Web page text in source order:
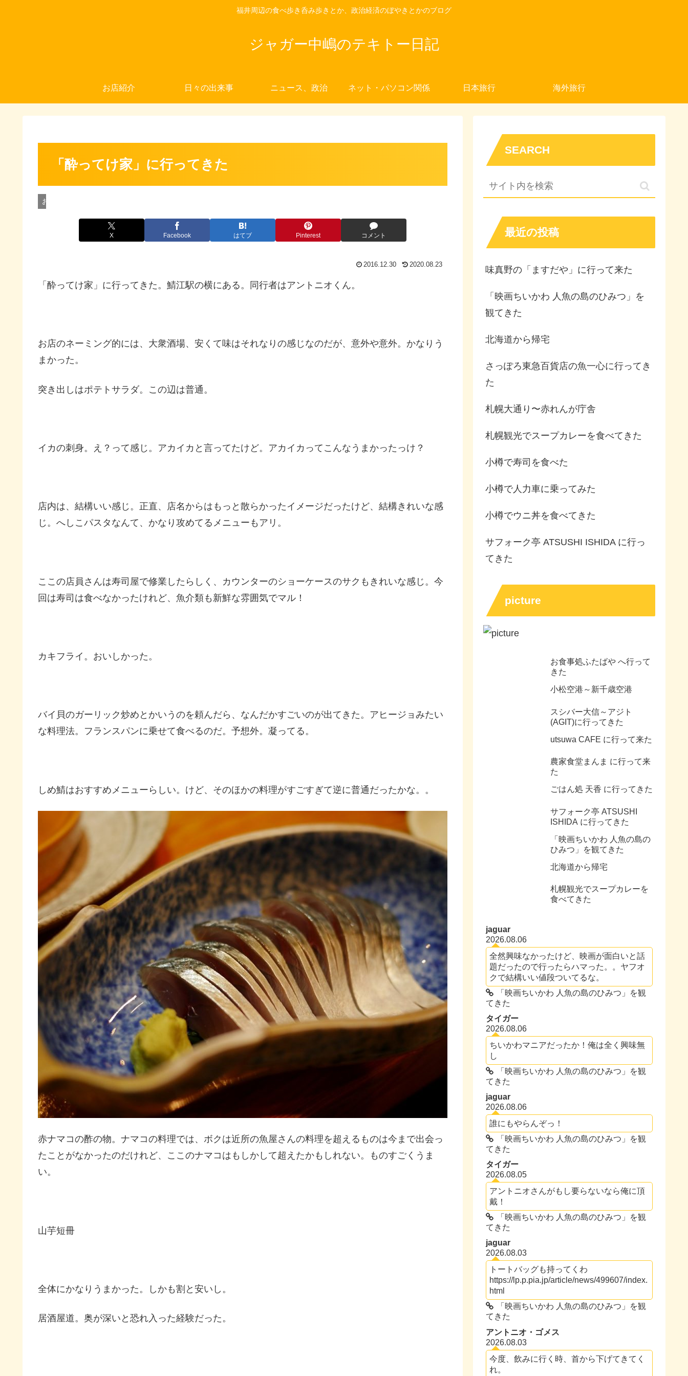
福井周辺の食べ歩き呑み歩きとか、政治経済のぼやきとかのブログ
ジャガー中嶋のテキトー日記
お店紹介 日々の出来事 ニュース、政治 ネット・パソコン関係 日本旅行 海外旅行
「酔ってけ家」に行ってきた
お店紹介
X Facebook はてブ Pinterest コメント
2016.12.30 2020.08.23
「酔ってけ家」に行ってきた。鯖江駅の横にある。同行者はアントニオくん。
お店のネーミング的には、大衆酒場、安くて味はそれなりの感じなのだが、意外や意外。かなりう
まかった。
突き出しはポテトサラダ。この辺は普通。
イカの刺身。え？って感じ。アカイカと言ってたけど。アカイカってこんなうまかったっけ？
店内は、結構いい感じ。正直、店名からはもっと散らかったイメージだったけど、結構きれいな感
じ。へしこパスタなんて、かなり攻めてるメニューもアリ。
ここの店員さんは寿司屋で修業したらしく、カウンターのショーケースのサクもきれいな感じ。今
回は寿司は食べなかったけれど、魚介類も新鮮な雰囲気でマル！
カキフライ。おいしかった。
バイ貝のガーリック炒めとかいうのを頼んだら、なんだかすごいのが出てきた。アヒージョみたい
な料理法。フランスパンに乗せて食べるのだ。予想外。凝ってる。
しめ鯖はおすすめメニューらしい。けど、そのほかの料理がすごすぎて逆に普通だったかな。。
赤ナマコの酢の物。ナマコの料理では、ボクは近所の魚屋さんの料理を超えるものは今まで出会っ
たことがなかったのだけれど、ここのナマコはもしかして超えたかもしれない。ものすごくうま
い。
山芋短冊
全体にかなりうまかった。しかも割と安いし。
居酒屋道。奥が深いと恐れ入った経験だった。
SEARCH
最近の投稿
味真野の「ますだや」に行って来た
「映画ちいかわ 人魚の島のひみつ」を
観てきた
北海道から帰宅
さっぽろ東急百貨店の魚一心に行ってき
た
札幌大通り〜赤れんが庁舎
札幌観光でスープカレーを食べてきた
小樽で寿司を食べた
小樽で人力車に乗ってみた
小樽でウニ丼を食べてきた
サフォーク亭 ATSUSHI ISHIDA に行っ
てきた
picture
お食事処ふたばや へ行って
きた
小松空港～新千歳空港
スシバー大信～アジト
(AGIT)に行ってきた
utsuwa CAFE に行って来た
農家食堂まんま に行って来
た
ごはん処 天香 に行ってきた
サフォーク亭 ATSUSHI
ISHIDA に行ってきた
「映画ちいかわ 人魚の島の
ひみつ」を観てきた
北海道から帰宅
札幌観光でスープカレーを
食べてきた
jaguar
2026.08.06
全然興味なかったけど、映画が面白いと話
題だったので行ったらハマった。。ヤフオ
クで結構いい値段ついてるな。
「映画ちいかわ 人魚の島のひみつ」を観
てきた
タイガー
2026.08.06
ちいかわマニアだったか！俺は全く興味無
し
「映画ちいかわ 人魚の島のひみつ」を観
てきた
jaguar
2026.08.06
誰にもやらんぞっ！
「映画ちいかわ 人魚の島のひみつ」を観
てきた
タイガー
2026.08.05
アントニオさんがもし要らないなら俺に頂
戴！
「映画ちいかわ 人魚の島のひみつ」を観
てきた
jaguar
2026.08.03
トートバッグも持ってくわ
https://lp.p.pia.jp/article/news/499607/index.
html
「映画ちいかわ 人魚の島のひみつ」を観
てきた
アントニオ・ゴメス
2026.08.03
今度、飲みに行く時、首から下げてきてく
れ。